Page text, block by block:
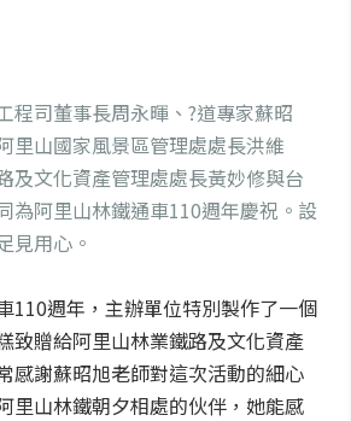
司董事長周永暉、?道專家蘇昭
里山國家風景區管理處處長洪維
及文化資產管理處處長黃妙修與台
為阿里山林鐵通車110週年慶祝。設
見用心。
110週年，主辦單位特別製作了一個
致贈給阿里山林業鐵路及文化資產
感謝蘇昭旭老師對這次活動的細心
里山林鐵朝夕相處的伙伴，她能感